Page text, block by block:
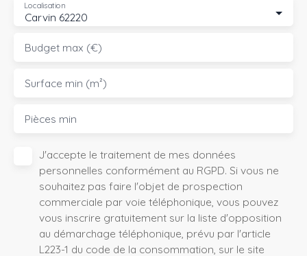
Carvin 62220
Localisation
Budget max (€)
Surface min (m²)
Pièces min
J'accepte le traitement de mes données
personnelles conformément au RGPD. Si vous ne
souhaitez pas faire l'objet de prospection
commerciale par voie téléphonique, vous pouvez
vous inscrire gratuitement sur la liste d'opposition
au démarchage téléphonique, prévu par l'article
L223-1 du code de la consommation, sur le site